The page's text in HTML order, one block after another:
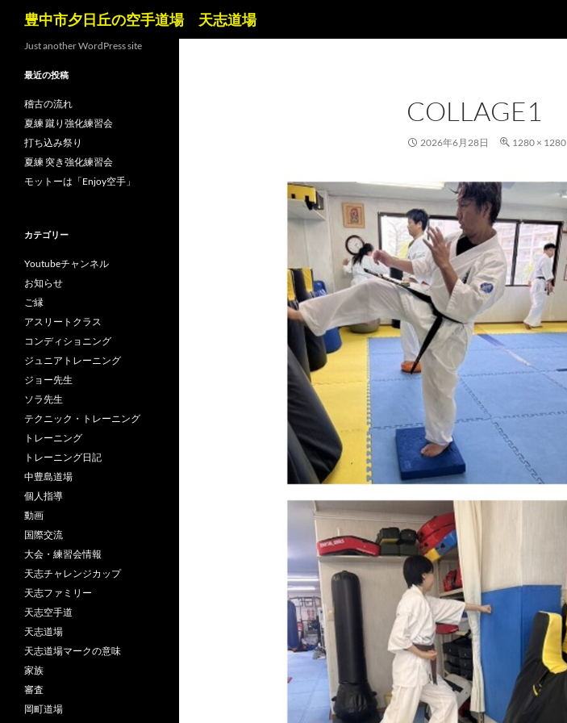
豊中市夕日丘の空手道場 天志道場
COLLAGE1
2026年6月28日 1280 × 1280
Just another WordPress site
最近の投稿
稽古の流れ
夏練 蹴り強化練習会
打ち込み祭り
夏練 突き強化練習会
モットーは「Enjoy空手」
カテゴリー
Youtubeチャンネル
お知らせ
ご縁
アスリートクラス
コンディショニング
ジュニアトレーニング
ジョー先生
ソラ先生
テクニック・トレーニング
トレーニング
トレーニング日記
中豊島道場
個人指導
動画
国際交流
大会・練習会情報
天志チャレンジカップ
天志ファミリー
天志空手道
天志道場
天志道場マークの意味
家族
審査
岡町道場